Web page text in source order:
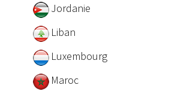
Jordanie
Liban
Luxembourg
Maroc